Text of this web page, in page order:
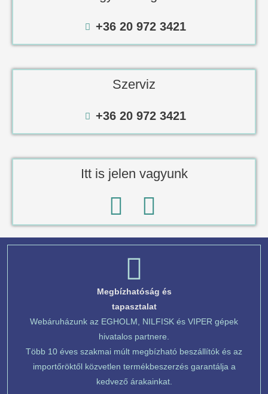
+36 20 972 3421
Szerviz
+36 20 972 3421
Itt is jelen vagyunk
Megbízhatóság és
tapasztalat
Webáruházunk az EGHOLM, NILFISK és VIPER gépek
hivatalos partnere.
Több 10 éves szakmai múlt megbízható beszállítók és az
importőröktől közvetlen termékbeszerzés garantálja a
kedvező árakainkat.